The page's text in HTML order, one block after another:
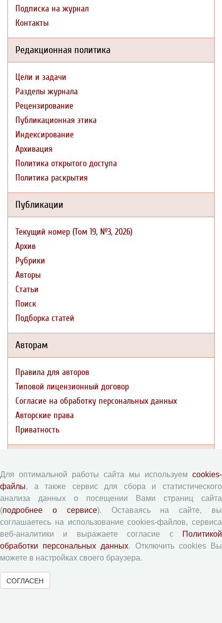
Подписка на журнал
Контакты
Редакционная политика
Цели и задачи
Разделы журнала
Рецензирование
Публикационная этика
Индексирование
Архивация
Политика открытого доступа
Политика раскрытия
Публикации
Текущий номер (Том 19, №3, 2026)
Архив
Рубрики
Авторы
Статьи
Поиск
Подборка статей
Авторам
Правила для авторов
Типовой лицензионный договор
Согласие на обработку персональных данных
Авторские права
Приватность
Памятка рецензенту
Форма рецензии
Журналы ВолНЦ РАН
Экономические и социальные перемены
Проблемы развития территории
Вопросы территориального развития
Для оптимальной работы сайта мы используем cookies-
файлы, а также сервис для сбора и статистического
анализа данных о посещении Вами страниц сайта
(подробнее о сервисе). Оставаясь на сайте, вы
соглашаетесь на использование cookies-файлов, сервиса
веб-аналитики и выражаете согласие с
Политикой
обработки персональных данных. Отключить cookies Вы
можете в настройках своего браузера.
СОГЛАСЕН